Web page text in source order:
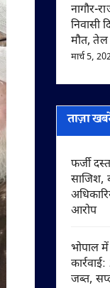
नागौर-
निवासी
मौत,
मार्च 5,
ताज़ा
फर्जी
साजिश,
आरोप
भोपाल में
जब्त,